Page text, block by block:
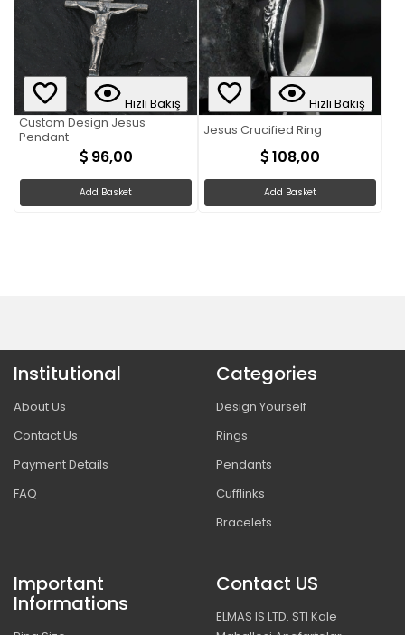
Hızlı Bakış
Custom Design Jesus
Pendant
96,00
Add Basket
Hızlı Bakış
Jesus Crucified Ring
108,00
Add Basket
Institutional
About Us
Contact Us
Payment Details
FAQ
Categories
Design Yourself
Rings
Pendants
Cufflinks
Bracelets
Important
Informations
Contact US
ELMAS IS LTD. STI Kale